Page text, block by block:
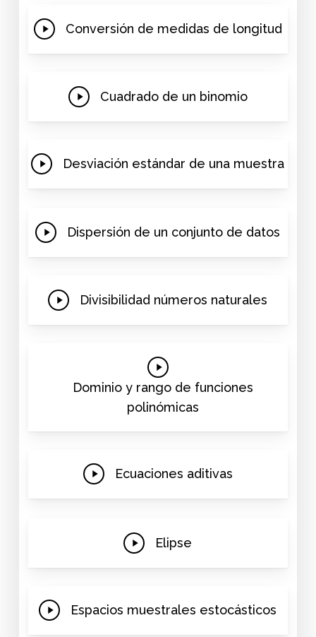
Play
Conversión de medidas de longitud
Play
Cuadrado de un binomio
Play
Desviación estándar de una muestra
Play
Dispersión de un conjunto de datos
Play
Divisibilidad números naturales
Play
Video
Dominio y rango de funciones
polinómicas
Play
Ecuaciones aditivas
Play
Elipse
Play
Espacios muestrales estocásticos